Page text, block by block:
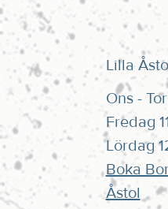
Lilla
Ons -
Fredag
Lördag
Boka
Åstol